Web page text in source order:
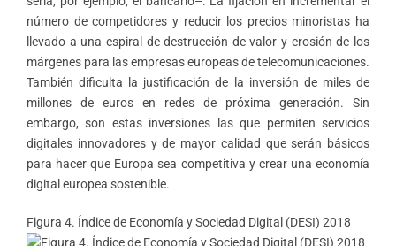
número de competidores y reducir los precios minoristas ha
llevado a una espiral de destrucción de valor y erosión de los
márgenes para las empresas europeas de telecomunicaciones.
También dificulta la justificación de la inversión de miles de
millones de euros en redes de próxima generación. Sin
embargo, son estas inversiones las que permiten servicios
digitales innovadores y de mayor calidad que serán básicos
para hacer que Europa sea competitiva y crear una economía
digital europea sostenible.
Figura 4. Índice de Economía y Sociedad Digital (DESI) 2018